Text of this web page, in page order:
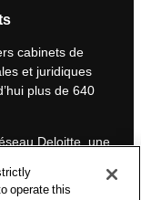
cabinets de
et juridiques
plus de 640
Deloitte, une
000 fiscalistes
operate this